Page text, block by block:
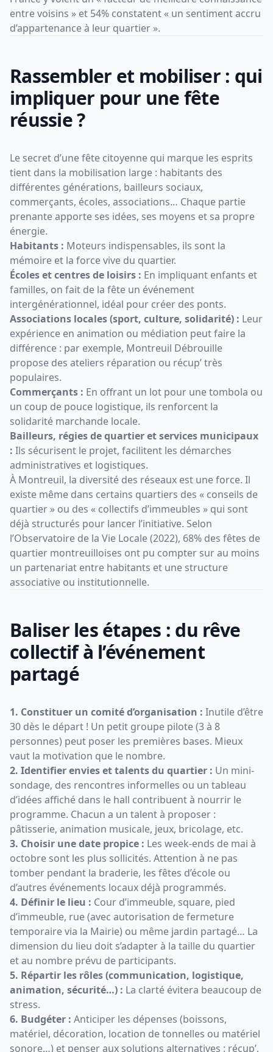
entre voisins » et 54% constatent « un sentiment accru
d’appartenance à leur quartier ».
Rassembler et mobiliser : qui
impliquer pour une fête
réussie ?
Le secret d’une fête citoyenne qui marque les esprits
tient dans la mobilisation large : habitants des
différentes générations, bailleurs sociaux,
commerçants, écoles, associations… Chaque partie
prenante apporte ses idées, ses moyens et sa propre
énergie.
Habitants : Moteurs indispensables, ils sont la
mémoire et la force vive du quartier.
Écoles et centres de loisirs : En impliquant enfants et
familles, on fait de la fête un événement
intergénérationnel, idéal pour créer des ponts.
Associations locales (sport, culture, solidarité) : Leur
expérience en animation ou médiation peut faire la
différence : par exemple, Montreuil Débrouille
propose des ateliers réparation ou récup’ très
populaires.
Commerçants : En offrant un lot pour une tombola ou
un coup de pouce logistique, ils renforcent la
solidarité marchande locale.
Bailleurs, régies de quartier et services municipaux
: Ils sécurisent le projet, facilitent les démarches
administratives et logistiques.
À Montreuil, la diversité des réseaux est une force. Il
existe même dans certains quartiers des « conseils de
quartier » ou des « collectifs d’immeubles » qui sont
déjà structurés pour lancer l’initiative. Selon
l’Observatoire de la Vie Locale (2022), 68% des fêtes de
quartier montreuilloises ont pu compter sur au moins
un partenariat entre habitants et une structure
associative ou institutionnelle.
Baliser les étapes : du rêve
collectif à l’événement
partagé
1. Constituer un comité d’organisation : Inutile d’être
30 dès le départ ! Un petit groupe pilote (3 à 8
personnes) peut poser les premières bases. Mieux
vaut la motivation que le nombre.
2. Identifier envies et talents du quartier : Un mini-
sondage, des rencontres informelles ou un tableau
d’idées affiché dans le hall contribuent à nourrir le
programme. Chacun a un talent à proposer :
pâtisserie, animation musicale, jeux, bricolage, etc.
3. Choisir une date propice : Les week-ends de mai à
octobre sont les plus sollicités. Attention à ne pas
tomber pendant la braderie, les fêtes d’école ou
d’autres événements locaux déjà programmés.
4. Définir le lieu : Cour d’immeuble, square, pied
d’immeuble, rue (avec autorisation de fermeture
temporaire via la Mairie) ou même jardin partagé… La
dimension du lieu doit s’adapter à la taille du quartier
et au nombre prévu de participants.
5. Répartir les rôles (communication, logistique,
animation, sécurité…) : La clarté évitera beaucoup de
stress.
6. Budgéter : Anticiper les dépenses (boissons,
matériel, décoration, location de tonnelles ou matériel
sonore…) et penser aux solutions alternatives : récup’,